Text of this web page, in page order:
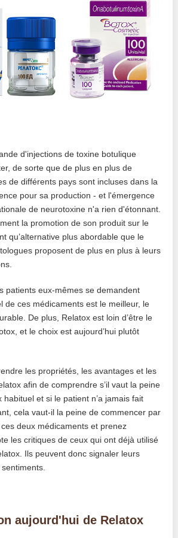
d'injections de toxine botulique
de sorte que de plus en plus de
de différents pays sont incluses dans la
pour sa production - et l'émergence
de neurotoxine n'a rien d'étonnant.
la promotion de son produit sur le
qu’alternative plus abordable que le
proposent de plus en plus à leurs
patients eux-mêmes se demandent
de ces médicaments est le meilleur, le
De plus, Relatox est loin d’être le
et le choix est aujourd’hui plutôt
les propriétés, les avantages et les
afin de comprendre s’il vaut la peine
et si le patient n’a jamais fait
cela vaut-il la peine de commencer par
deux médicaments et prenez
les critiques de ceux qui ont déjà utilisé
Ils peuvent donc signaler leurs
aujourd'hui de Relatox